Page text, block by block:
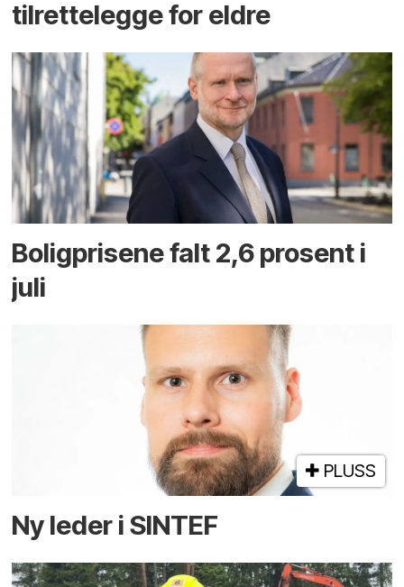
tilrettelegge for eldre
Boligprisene falt 2,6 prosent i
juli
PLUSS
Ny leder i SINTEF